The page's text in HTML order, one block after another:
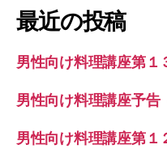
象:
最近の投稿
男性向け料理講座第１
男性向け料理講座予告
男性向け料理講座第１